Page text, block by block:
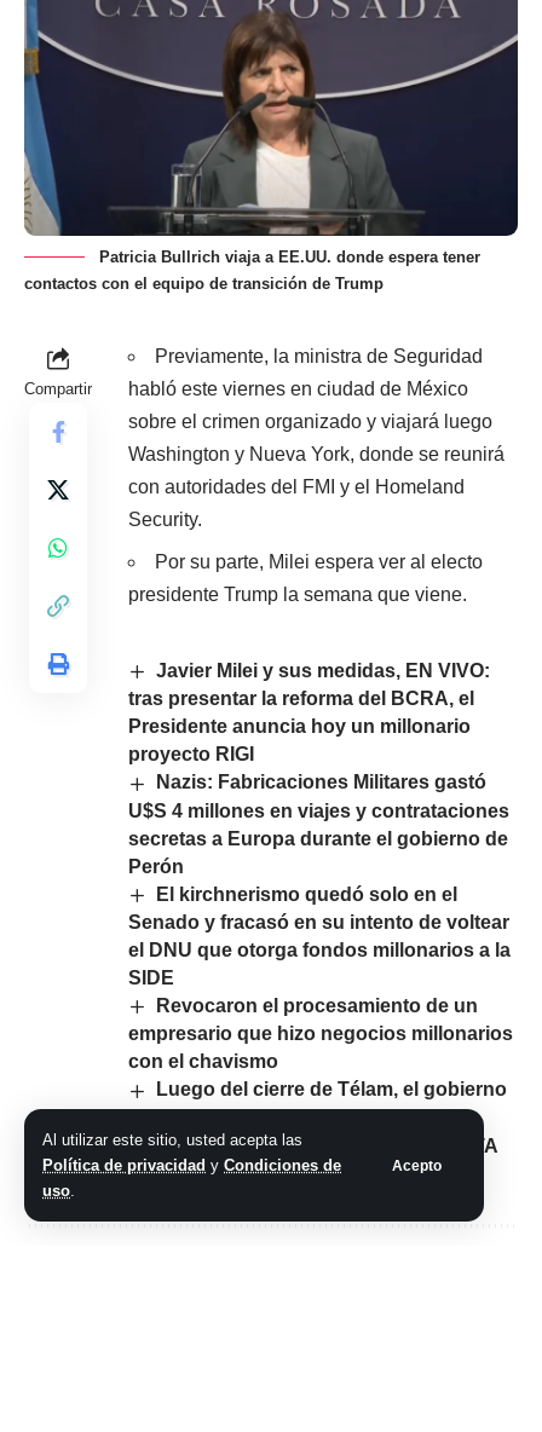
Al utilizar este sitio, usted acepta las
Política de privacidad y Condiciones de
uso.
Acepto
Patricia Bullrich viaja a EE.UU. donde espera tener
contactos con el equipo de transición de Trump
Compartir
Previamente, la ministra de Seguridad
habló este viernes en ciudad de México
sobre el crimen organizado y viajará luego
Washington y Nueva York, donde se reunirá
con autoridades del FMI y el Homeland
Security.
Por su parte, Milei espera ver al electo
presidente Trump la semana que viene.
Javier Milei y sus medidas, EN VIVO:
tras presentar la reforma del BCRA, el
Presidente anuncia hoy un millonario
proyecto RIGI
Nazis: Fabricaciones Militares gastó
U$S 4 millones en viajes y contrataciones
secretas a Europa durante el gobierno de
Perón
El kirchnerismo quedó solo en el
Senado y fracasó en su intento de voltear
el DNU que otorga fondos millonarios a la
SIDE
Revocaron el procesamiento de un
empresario que hizo negocios millonarios
con el chavismo
Luego del cierre de Télam, el gobierno
públicos y descarta el plan de crear RTA
Noticias